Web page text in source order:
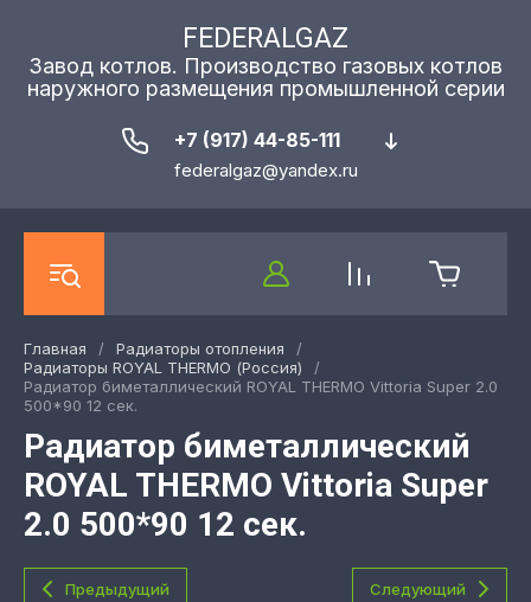
FEDERALGAZ
Завод котлов. Производство газовых котлов
наружного размещения промышленной серии
+7 (917) 44-85-111
federalgaz@yandex.ru
Главная / Радиаторы отопления
/
Радиаторы ROYAL THERMO (Россия)
/
Радиатор биметаллический ROYAL THERMO Vittoria Super 2.0
500*90 12 сек.
Радиатор биметаллический
ROYAL THERMO Vittoria Super
2.0 500*90 12 сек.
Предыдущий Следующий